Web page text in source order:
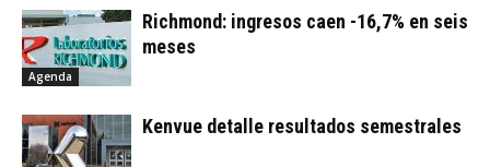
Agenda
Richmond: ingresos caen -16,7% en seis
meses
Kenvue detalle resultados semestrales